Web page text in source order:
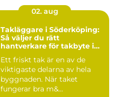
02. aug
Takläggare i Söderköping:
Så väljer du rätt
hantverkare för takbyte i
Ett friskt tak är en av de
viktigaste delarna av hela
byggnaden. När taket
fungerar bra m&...